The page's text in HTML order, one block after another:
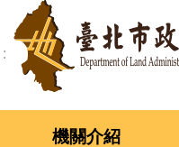
跳到主要內容區塊
機關介紹